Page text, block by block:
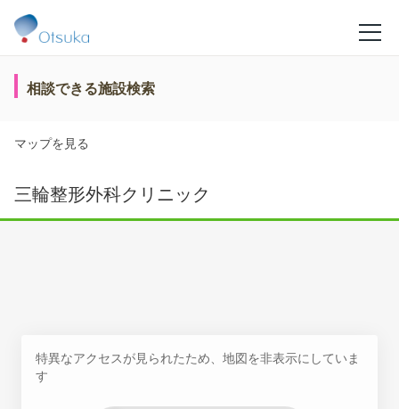
相談できる施設検索
マップを見る
三輪整形外科クリニック
特異なアクセスが見られたため、地図を非表示にしていま
す